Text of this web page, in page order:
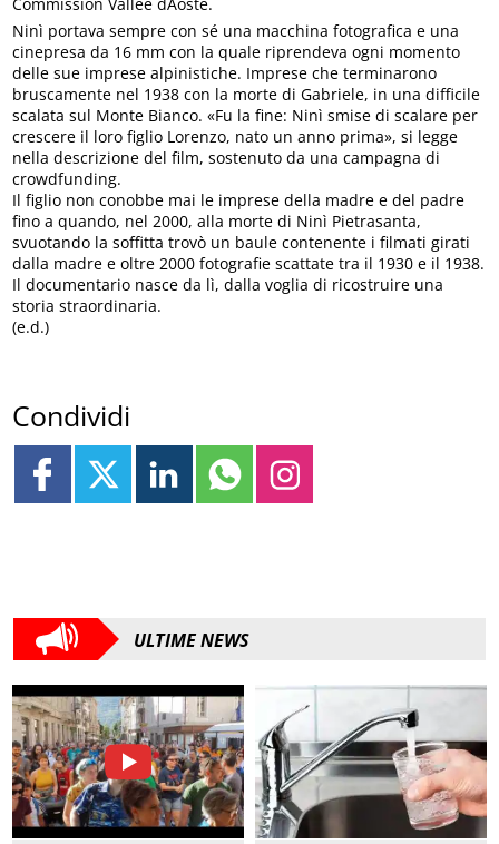
Ninì portava sempre con sé una macchina fotografica e una
cinepresa da 16 mm con la quale riprendeva ogni momento
delle sue imprese alpinistiche. Imprese che terminarono
bruscamente nel 1938 con la morte di Gabriele, in una difficile
scalata sul Monte Bianco. «Fu la fine: Ninì smise di scalare per
crescere il loro figlio Lorenzo, nato un anno prima», si legge
nella descrizione del film, sostenuto da una campagna di
crowdfunding.
Il figlio non conobbe mai le imprese della madre e del padre
fino a quando, nel 2000, alla morte di Ninì Pietrasanta,
svuotando la soffitta trovò un baule contenente i filmati girati
dalla madre e oltre 2000 fotografie scattate tra il 1930 e il 1938.
Il documentario nasce da lì, dalla voglia di ricostruire una
storia straordinaria.
(e.d.)
Condividi
ULTIME NEWS